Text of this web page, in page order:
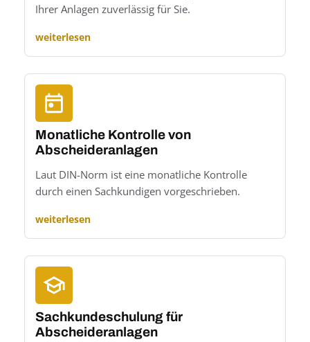
Ihrer Anlagen zuverlässig für Sie.
weiterlesen
Monatliche Kontrolle von
Abscheideranlagen
Laut DIN-Norm ist eine monatliche Kontrolle
durch einen Sachkundigen vorgeschrieben.
weiterlesen
Sachkundeschulung für
Abscheideranlagen